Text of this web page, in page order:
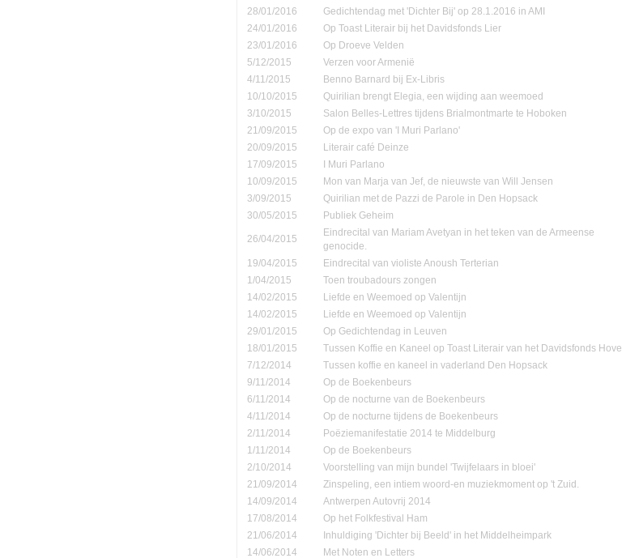
28/01/2016
Gedichtendag met 'Dichter Bij' op 28.1.2016 in AMI
24/01/2016
Op Toast Literair bij het Davidsfonds Lier
23/01/2016
Op Droeve Velden
5/12/2015
Verzen voor Armenië
4/11/2015
Benno Barnard bij Ex-Libris
10/10/2015
Quirilian brengt Elegia, een wijding aan weemoed
3/10/2015
Salon Belles-Lettres tijdens Brialmontmarte te Hoboken
21/09/2015
Op de expo van 'I Muri Parlano'
20/09/2015
Literair café Deinze
17/09/2015
I Muri Parlano
10/09/2015
Mon van Marja van Jef, de nieuwste van Will Jensen
3/09/2015
Quirilian met de Pazzi de Parole in Den Hopsack
30/05/2015
Publiek Geheim
26/04/2015
Eindrecital van Mariam Avetyan in het teken van de Armeense
genocide.
19/04/2015
Eindrecital van violiste Anoush Terterian
1/04/2015
Toen troubadours zongen
14/02/2015
Liefde en Weemoed op Valentijn
14/02/2015
Liefde en Weemoed op Valentijn
29/01/2015
Op Gedichtendag in Leuven
18/01/2015
Tussen Koffie en Kaneel op Toast Literair van het Davidsfonds Hove
7/12/2014
Tussen koffie en kaneel in vaderland Den Hopsack
9/11/2014
Op de Boekenbeurs
6/11/2014
Op de nocturne van de Boekenbeurs
4/11/2014
Op de nocturne tijdens de Boekenbeurs
2/11/2014
Poëziemanifestatie 2014 te Middelburg
1/11/2014
Op de Boekenbeurs
2/10/2014
Voorstelling van mijn bundel 'Twijfelaars in bloei'
21/09/2014
Zinspeling, een intiem woord-en muziekmoment op 't Zuid.
14/09/2014
Antwerpen Autovrij 2014
17/08/2014
Op het Folkfestival Ham
21/06/2014
Inhuldiging 'Dichter bij Beeld' in het Middelheimpark
14/06/2014
Met Noten en Letters